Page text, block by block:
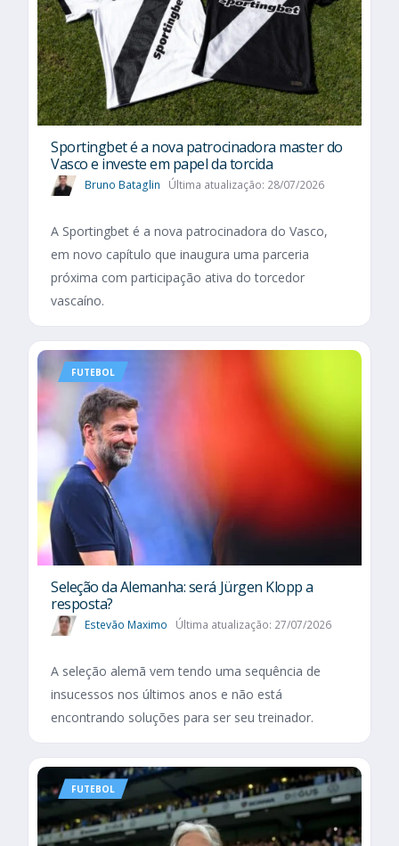
Sportingbet é a nova patrocinadora master do
Vasco e investe em papel da torcida
Bruno Bataglin Última atualização: 28/07/2026
A Sportingbet é a nova patrocinadora do Vasco,
em novo capítulo que inaugura uma parceria
próxima com participação ativa do torcedor
vascaíno.
FUTEBOL
Seleção da Alemanha: será Jürgen Klopp a
resposta?
Estevão Maximo Última atualização: 27/07/2026
A seleção alemã vem tendo uma sequência de
insucessos nos últimos anos e não está
encontrando soluções para ser seu treinador.
FUTEBOL